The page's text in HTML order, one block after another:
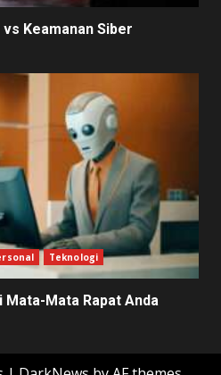
Keamanan Siber
Teknologi
Mata Rapat Anda